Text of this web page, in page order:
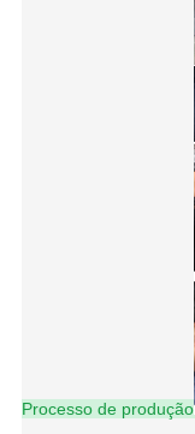
Processo de produção